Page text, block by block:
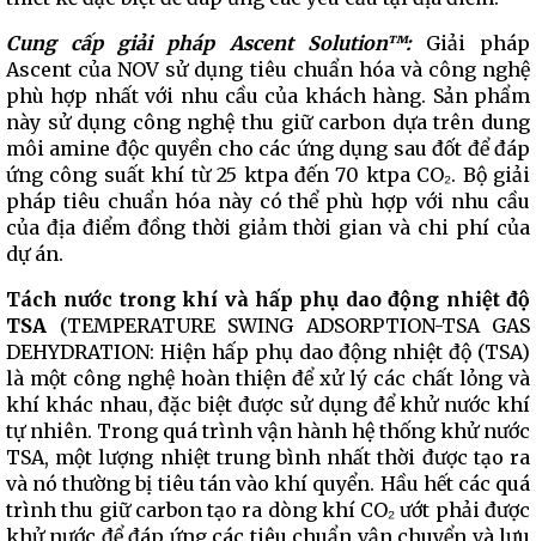
Cung cấp giải pháp Ascent Solution™:Giải pháp
Ascent của NOV sử dụng tiêu chuẩn hóa và công nghệ
phù hợp nhất với nhu cầu của khách hàng. Sản phẩm
này sử dụng công nghệ thu giữ carbon dựa trên dung
môi amine độc quyền cho các ứng dụng sau đốt để đáp
ứng công suất khí từ 25 ktpa đến 70 ktpa CO₂. Bộ giải
pháp tiêu chuẩn hóa này có thể phù hợp với nhu cầu
của địa điểm đồng thời giảm thời gian và chi phí của
dự án.
Tách nước trong khí và hấp phụ dao động nhiệt độ
TSA (TEMPERATURE SWING ADSORPTION-TSA GAS
DEHYDRATION: Hiện hấp phụ dao động nhiệt độ (TSA)
là một công nghệ hoàn thiện để xử lý các chất lỏng và
khí khác nhau, đặc biệt được sử dụng để khử nước khí
tự nhiên. Trong quá trình vận hành hệ thống khử nước
TSA, một lượng nhiệt trung bình nhất thời được tạo ra
và nó thường bị tiêu tán vào khí quyển. Hầu hết các quá
trình thu giữ carbon tạo ra dòng khí CO₂ ướt phải được
khử nước để đáp ứng các tiêu chuẩn vận chuyển và lưu